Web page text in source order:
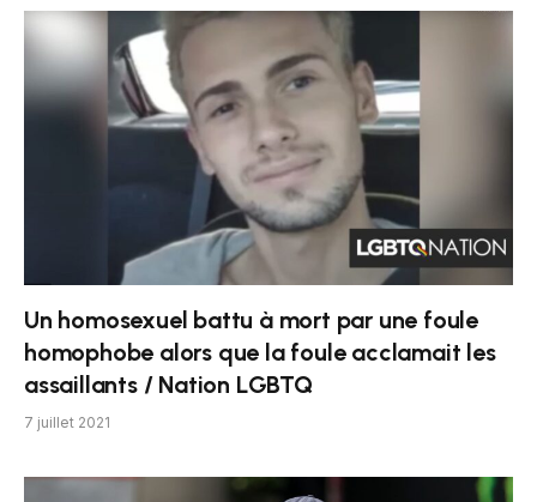
Un homosexuel battu à mort par une foule
homophobe alors que la foule acclamait les
assaillants / Nation LGBTQ
7 juillet 2021